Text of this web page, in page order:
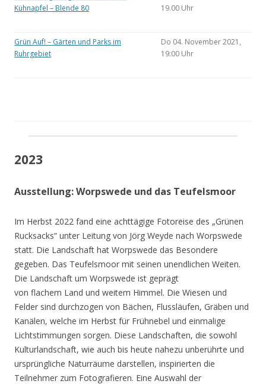
Kühnapfel – Blende 80
19.00 Uhr
Grün Auf! – Gärten und Parks im
Ruhrgebiet
Do 04. November 2021,
19:00 Uhr
2023
Ausstellung: Worpswede und das Teufelsmoor
Im Herbst 2022 fand eine achttägige Fotoreise des „Grünen
Rucksacks“ unter Leitung von Jörg Weyde nach Worpswede
statt. Die Landschaft hat Worpswede das Besondere
gegeben. Das Teufelsmoor mit seinen unendlichen Weiten.
Die Landschaft um Worpswede ist geprägt
von flachem Land und weitem Himmel. Die Wiesen und
Felder sind durchzogen von Bächen, Flussläufen, Gräben und
Kanälen, welche im Herbst für Frühnebel und einmalige
Lichtstimmungen sorgen. Diese Landschaften, die sowohl
Kulturlandschaft, wie auch bis heute nahezu unberührte und
ursprüngliche Naturräume darstellen, inspirierten die
Teilnehmer zum Fotografieren. Eine Auswahl der